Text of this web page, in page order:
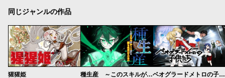
同じジャンルの作品
猩猩姫 種生産 ～このスキルがチートだとまだ誰も気付いていない～ ベオグラードメトロの子供たち